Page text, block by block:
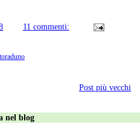
11 commenti:
Post più vecchi
nel blog